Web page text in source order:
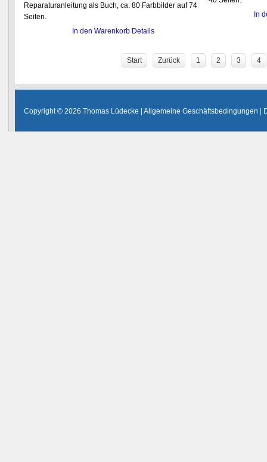
Reparaturanleitung als Buch, ca. 80 Farbbilder auf 74
Seiten.
In den Warenkorb Details
In
Start Zurück 1 2 3 4
Copyright © 2026 Thomas Lüdecke | Allgemeine Geschäftsbedingungen